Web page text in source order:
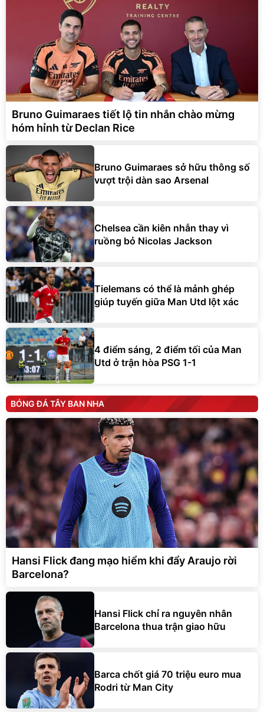
Bruno Guimaraes tiết lộ tin nhắn chào mừng
hóm hỉnh từ Declan Rice
Bruno Guimaraes sở hữu thông số
vượt trội dàn sao Arsenal
Chelsea cần kiên nhẫn thay vì
ruồng bỏ Nicolas Jackson
Tielemans có thể là mảnh ghép
giúp tuyến giữa Man Utd lột xác
4 điểm sáng, 2 điểm tối của Man
Utd ở trận hòa PSG 1-1
BÓNG ĐÁ TÂY BAN NHA
Hansi Flick đang mạo hiểm khi đẩy Araujo rời
Barcelona?
Hansi Flick chỉ ra nguyên nhân
Barcelona thua trận giao hữu
Barca chốt giá 70 triệu euro mua
Rodri từ Man City